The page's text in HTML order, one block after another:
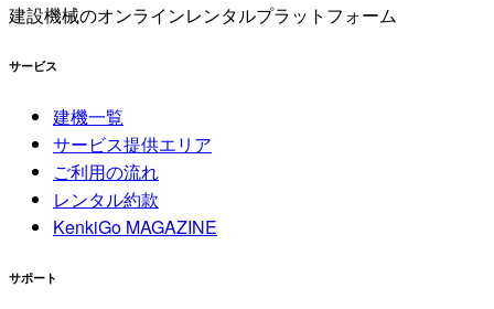
建設機械のオンラインレンタルプラットフォーム
サービス
建機一覧
サービス提供エリア
ご利用の流れ
レンタル約款
KenkiGo MAGAZINE
サポート